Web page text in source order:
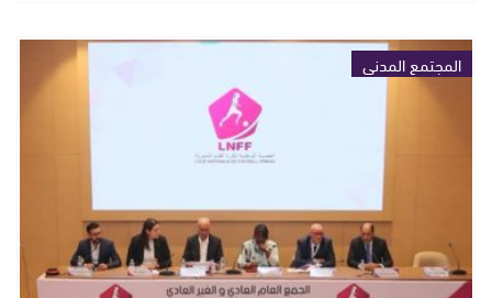
المجتمع المدني